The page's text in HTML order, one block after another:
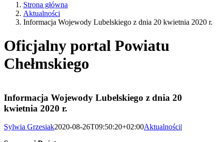
Strona główna
Aktualności
Informacja Wojewody Lubelskiego z dnia 20 kwietnia 2020 r.
Oficjalny portal Powiatu
Chełmskiego
Informacja Wojewody Lubelskiego z dnia 20
kwietnia 2020 r.
Sylwia Grzesiak2020-08-26T09:50:20+02:00Aktualności|